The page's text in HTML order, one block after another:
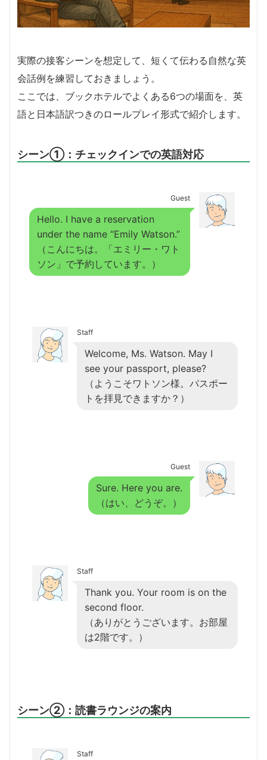
実際の接客シーンを想定して、短くて伝わる自然な英
会話例を練習しておきましょう。
ここでは、ブックホテルでよくある6つの場面を、英
語と日本語訳つきのロールプレイ形式で紹介します。
シーン①：チェックインでの英語対応
Guest
Hello. I have a reservation
under the name “Emily Watson.”
（こんにちは。「エミリー・ワト
ソン」で予約しています。）
Staff
Welcome, Ms. Watson. May I
see your passport, please?
（ようこそワトソン様。パスポー
トを拝見できますか？）
Guest
Sure. Here you are.
（はい、どうぞ。）
Staff
Thank you. Your room is on the
second floor.
（ありがとうございます。お部屋
は2階です。）
シーン②：読書ラウンジの案内
Staff